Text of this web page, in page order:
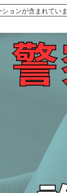
ョンが含まれてい